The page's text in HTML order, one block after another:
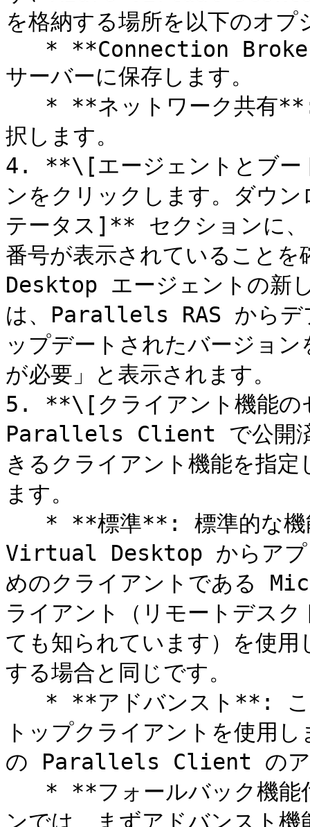
を格納する場所を以下のオ
サーバーに保存します。
択します。
4. **\[エージェントとブー
ンをクリックします。ダウ
テータス]** セクションに、
番号が表示されていること
Desktop エージェントの新
は、Parallels RAS からデ
ップデートされたバージョ
が必要」と表示されます。
5. **\[クライアント機能の
Parallels Client で公開済
きるクライアント機能を指
ます。
Virtual Desktop からアプ
めのクライアントである
ライアント（リモートデスク
ても知られています）を使
する場合と同じです。
トップクライアントを使用
の Parallels Client のアド
ンでは、まずアドバンスト